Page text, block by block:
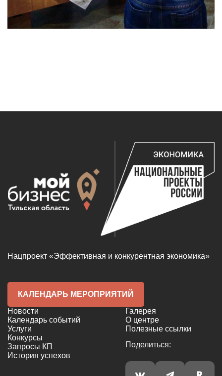
Нацпроект «Эффективная и конкурентная экономика»
КАЛЕНДАРЬ МЕРОПРИЯТИЙ
Новости
Календарь событий
Услуги
Конкурсы
Запросы КП
История успехов
Галерея
О центре
Полезные ссылки
Поделиться: